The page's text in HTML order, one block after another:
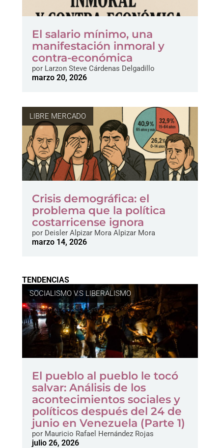
El salario mínimo, una
manifestación inmoral y
contra-económica
porLarzon Steve Cárdenas Delgadillo
marzo 20, 2026
LIBRE MERCADO
Crisis demográfica: el
problema que la política
costarricense ignora
porDeisler Alpizar Mora Alpizar Mora
marzo 14, 2026
TENDENCIAS
SOCIALISMO V.S LIBERALISMO
El pueblo al pueblo le tocó
salvar: Análisis de los
acontecimientos sociales y
políticos después del 24 de
junio en Venezuela (Parte 1)
porMauricio Rafael Hernández Rojas
julio 26, 2026